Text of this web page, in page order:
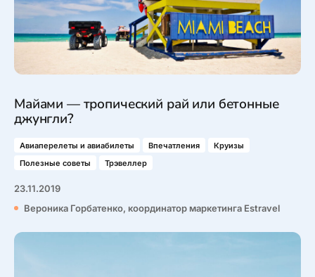
Майами — тропический рай или бетонные
джунгли?
Авиаперелеты и авиабилеты Впечатления
Круизы
Полезные советы
Трэвеллер
23.11.2019
Вероника Горбатенко, координатор маркетинга Estravel